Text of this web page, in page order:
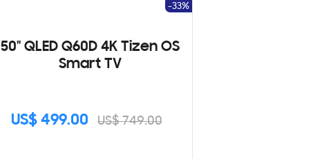
50" QLED Q60D 4K Tizen OS
Smart TV
US$ 499.00 US$ 749.00
-33%